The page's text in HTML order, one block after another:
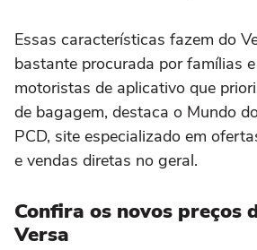
Essas características fazem do
bastante procurada por famílias
motoristas de aplicativo que
de bagagem, destaca o Mundo
PCD, site especializado em
e vendas diretas no geral.
Confira os novos preços
Versa